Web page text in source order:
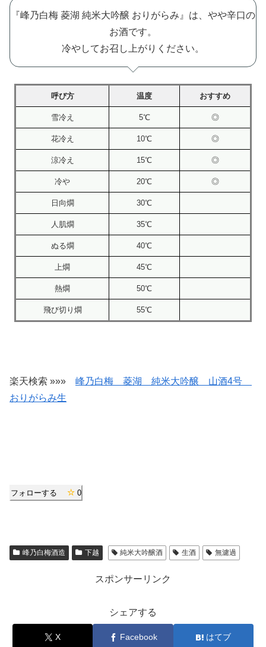
『峰乃白梅 菱湖 純米大吟醸 おりがらみ』は、やや辛口の
お酒です。
冷やしてお召し上がりください。
呼び方 温度 おすすめ
雪冷え 5℃ ◎
花冷え 10℃ ◎
涼冷え 15℃ ◎
冷や 20℃ ◎
日向燗 30℃
人肌燗 35℃
ぬる燗 40℃
上燗 45℃
熱燗 50℃
飛び切り燗 55℃
楽天検索 »»» 峰乃白梅 菱湖 純米大吟醸 山酒4号
おりがらみ生
フォローする 0
峰乃白梅酒造 下越 純米大吟醸酒 生酒 無濾過
スポンサーリンク
シェアする
X Facebook はてブ